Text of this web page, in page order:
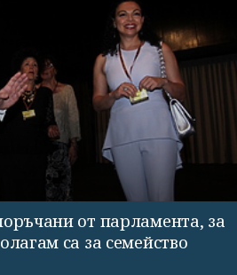
от парламента, за
са за семейство